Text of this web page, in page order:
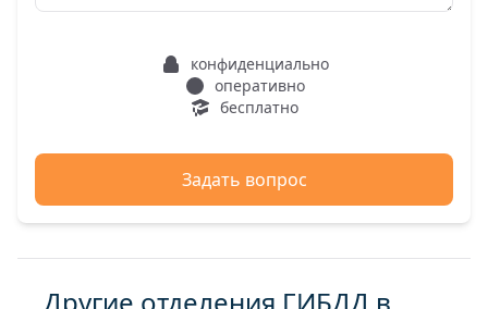
конфиденциально
оперативно
бесплатно
Задать вопрос